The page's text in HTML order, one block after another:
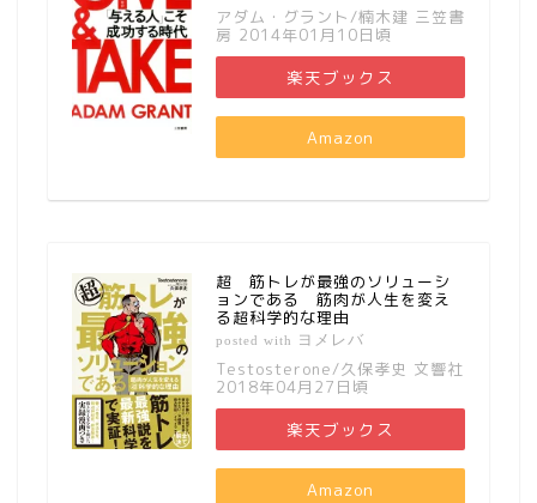
アダム・グラント/楠木建 三笠書
房 2014年01月10日頃
楽天ブックス
Amazon
超 筋トレが最強のソリューシ
ョンである 筋肉が人生を変え
る超科学的な理由
posted with ヨメレバ
Testosterone/久保孝史 文響社
2018年04月27日頃
楽天ブックス
Amazon